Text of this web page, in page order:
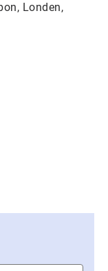
Londen,